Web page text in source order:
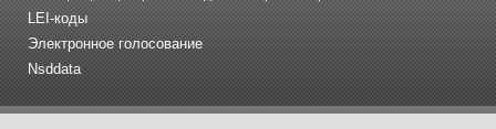
LEI-коды
Электронное голосование
Nsddata